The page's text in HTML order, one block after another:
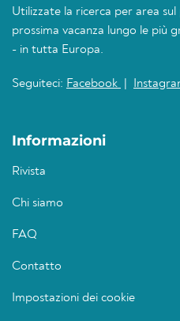
Utilizzate la ricerca per area
prossima vacanza lungo le più
- in tutta Europa.
Seguiteci: Facebook
Informazioni
Rivista
Chi siamo
FAQ
Contatto
Impostazioni dei cookie